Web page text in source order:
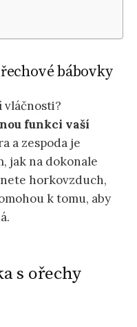
bábovky
funkci vaší
a zespoda je
jak na dokonale
horkovzduch,
k tomu, aby
s ořechy